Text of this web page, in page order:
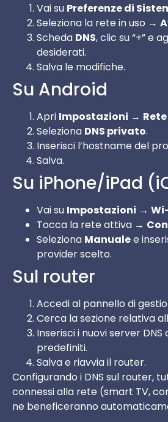
Vai su Preferenze di
Seleziona la rete in uso →
Scheda DNS, clic su “+” e
desiderati.
Salva le modifiche.
Su Android
Apri Impostazioni →
Seleziona DNS privato.
Inserisci l’hostname del
Salva.
Su iPhone/iPad
Vai su Impostazioni →
Tocca la rete attiva →
Seleziona Manualee
provider scelto.
Sul router
Accedi al pannello di
Cerca la sezione relativa
Inserisci i nuovi server
predefiniti.
Salva e riavvia il router.
Configurando i DNS sul router,
connessi alla rete (smart TV,
ne beneficeranno